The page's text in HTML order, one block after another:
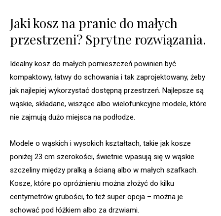
Jaki kosz na pranie do małych
przestrzeni? Sprytne rozwiązania.
Idealny kosz do małych pomieszczeń powinien być
kompaktowy, łatwy do schowania i tak zaprojektowany, żeby
jak najlepiej wykorzystać dostępną przestrzeń. Najlepsze są
wąskie, składane, wiszące albo wielofunkcyjne modele, które
nie zajmują dużo miejsca na podłodze.
Modele o wąskich i wysokich kształtach, takie jak kosze
poniżej 23 cm szerokości, świetnie wpasują się w wąskie
szczeliny między pralką a ścianą albo w małych szafkach.
Kosze, które po opróżnieniu można złożyć do kilku
centymetrów grubości, to też super opcja – można je
schować pod łóżkiem albo za drzwiami.